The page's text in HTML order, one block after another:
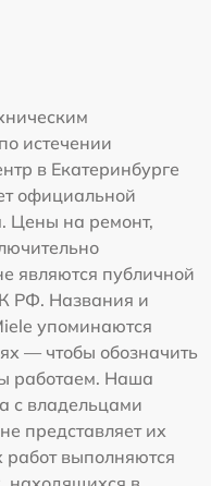
истечении
в Екатеринбурге
официальной
Цены на ремонт,
являются публичной
РФ. Названия и
упоминаются
— чтобы обозначить
работаем. Наша
с владельцами
представляет их
выполняются